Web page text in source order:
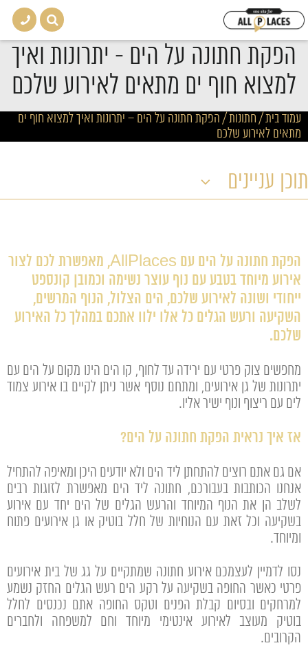
הפקת חתונה על הים - יתרונות ואיך
למצוא חוף ים מתאים לאירוע שלכם
עמוד בית/חתונות/הפקת חתונה על הים – יתרונות ואיך למצוא חוף ים
מתאים לאירוע שלכם
תוכן עניינים
הפקת חתונה על הים עם AllPlaces, מאפשרת לכם לצור
אירוע מיוחד בטבע עם נוף עוצר נשימה וכמובן קונספט
ייחודי ושונה לאירוע שלכם, הים הצלול, הנוף המרשים,
השקיעה ורעש הגלים כל אלו ילוו אתכם במהלך כל האירוע
שלכם.
מחפשים צוק פרטי עם ירידה עד לחוף, קו הים הינו מקום על הים עם
יתרונות של גן אירועים, ומתחם נוסף אשר ניתן לקיים בו אירוע צמוד
לים עם ריצוף ונוף ישיר אליו.
אז איך נראית הפקת חתונה על הים?
אם גם אתם רוצים להתחתן ליד הים ולא יודעים היכן ומאיפה להתחיל
אנחנו הכותבות בעבורכם, חתונה ליד הים מאפשרת לזוגות רבים
לשלב הן את הנוף המיוחד והרעש הגלים של הים יחד עם אירוע
בשקיעה וכל זאת עם הנוחיות של חלל בוטיק או גן אירועים פתוח
ומיוחד.
נסו לדמיין לעצמכם אירוע חתונה שמתקיים על גג של בית אירועים
פרטי כאשר החופה בשקיעה על רקע הים רעש הגלים החזק נשמע
למרחקים ובסיום קבלת הפנים וטקס החופה אתם נכנסים לחלל
בוטיק מעוצב לאירוע אינטימי מיוחד וחם למשפחה ולחברים
הקרובים.